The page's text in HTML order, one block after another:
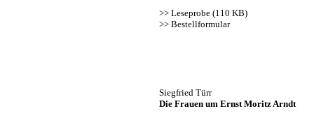
>> Leseprobe (110 KB)
>> Bestellformular
Siegfried Türr
Die Frauen um Ernst Moritz Arndt